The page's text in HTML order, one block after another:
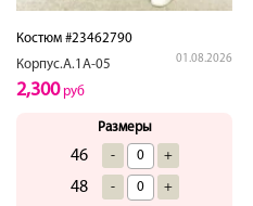
Костюм #23462790
Корпус.А.1А-05
01.08.2026
2,300руб
Размеры
46 - +
48 - +